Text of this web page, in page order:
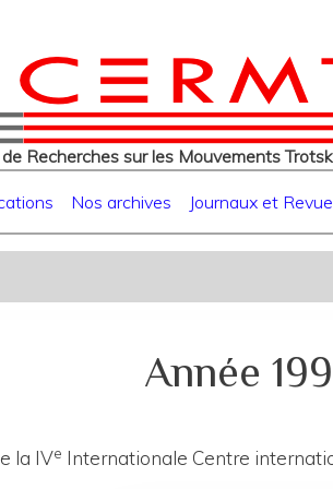
contenu
principal
Recherches sur les Mouvements
Nos archives Journaux et
Année
la IVe Internationale Centre